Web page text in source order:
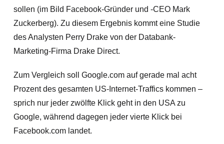
sollen (im Bild Facebook-Gründer und -CEO Mark
Zuckerberg). Zu diesem Ergebnis kommt eine Studie
des Analysten Perry Drake von der Databank-
Marketing-Firma Drake Direct.
Zum Vergleich soll Google.com auf gerade mal acht
Prozent des gesamten US-Internet-Traffics kommen –
sprich nur jeder zwölfte Klick geht in den USA zu
Google, während dagegen jeder vierte Klick bei
Facebook.com landet.